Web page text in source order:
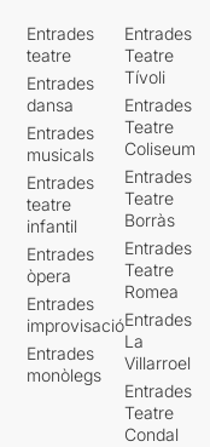
Entrades
teatre
Entrades
dansa
Entrades
musicals
Entrades
teatre
infantil
Entrades
òpera
Entrades
improvisació
Entrades
monòlegs
Entrades
Teatre
Tívoli
Entrades
Teatre
Coliseum
Entrades
Teatre
Borràs
Entrades
Teatre
Romea
Entrades
La
Villarroel
Entrades
Teatre
Condal